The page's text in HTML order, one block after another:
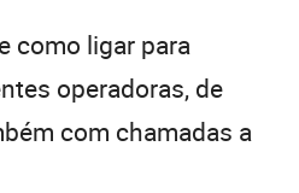
como ligar para
operadoras, de
com chamadas a